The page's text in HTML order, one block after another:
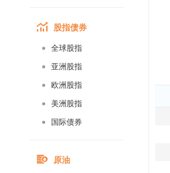
股指债券
全球股指
亚洲股指
欧洲股指
美洲股指
国际债券
原油